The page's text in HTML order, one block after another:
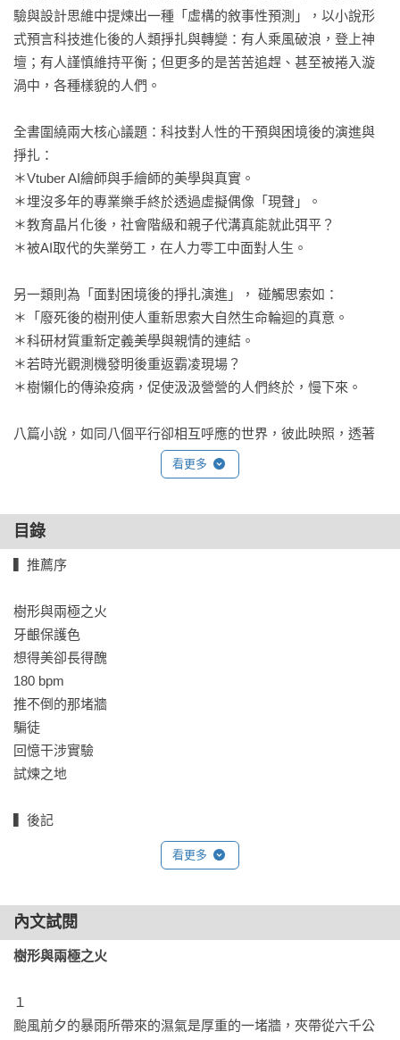
驗與設計思維中提煉出一種「虛構的敘事性預測」，以小說形
式預言科技進化後的人類掙扎與轉變：有人乘風破浪，登上神
壇；有人謹慎維持平衡；但更多的是苦苦追趕、甚至被捲入漩
渦中，各種樣貌的人們。
全書圍繞兩大核心議題：科技對人性的干預與困境後的演進與
掙扎：
＊Vtuber AI繪師與手繪師的美學與真實。
＊埋沒多年的專業樂手終於透過虛擬偶像「現聲」。
＊教育晶片化後，社會階級和親子代溝真能就此弭平？
＊被AI取代的失業勞工，在人力零工中面對人生。
另一類則為「面對困境後的掙扎演進」， 碰觸思索如：
＊「廢死後的樹刑使人重新思索大自然生命輪迴的真意。
＊科研材質重新定義美學與親情的連結。
＊若時光觀測機發明後重返霸凌現場？
＊樹懶化的傳染疫病，促使汲汲營營的人們終於，慢下來。
八篇小說，如同八個平行卻相互呼應的世界，彼此映照，透著
寓言般的光澤，卻蘊含切膚的真實；既是預言，也是辯證。在
未來與當下之間，不斷提醒：科技的進程雖然迅猛，但人心的
好評推薦
紀大偉｜作家──專文推薦
寺尾哲也｜作家
林新惠｜作家
邱常婷｜作家
陳弘名｜作家
郭恩愷｜森林木人建築工作室
彭紹宇｜作家
──發光推薦（姓氏筆畫排序）
看更多
目錄
▍推薦序
樹形與兩極之火
牙齦保護色
想得美卻長得醜
180 bpm
推不倒的那堵牆
騙徒
回憶干涉實驗
試煉之地
▍後記
看更多
內文試閱
樹形與兩極之火
１
颱風前夕的暴雨所帶來的濕氣是厚重的一堵牆，夾帶從六千公